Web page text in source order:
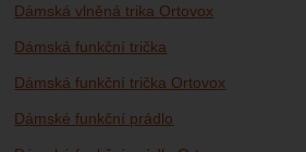
Dámská vlněná trika Ortovox
Dámská funkční trička
Dámská funkční trička Ortovox
Dámské funkční prádlo